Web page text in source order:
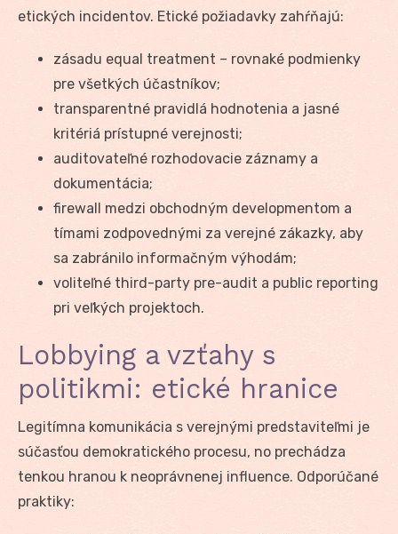
etických incidentov. Etické požiadavky zahŕňajú:
zásadu equal treatment – rovnaké podmienky
pre všetkých účastníkov;
transparentné pravidlá hodnotenia a jasné
kritériá prístupné verejnosti;
auditovateľné rozhodovacie záznamy a
dokumentácia;
firewall medzi obchodným developmentom a
tímami zodpovednými za verejné zákazky, aby
sa zabránilo informačným výhodám;
voliteľné third-party pre-audit a public reporting
pri veľkých projektoch.
Lobbying a vzťahy s
politikmi: etické hranice
Legitímna komunikácia s verejnými predstaviteľmi je
súčasťou demokratického procesu, no prechádza
tenkou hranou k neoprávnenej influence. Odporúčané
praktiky: